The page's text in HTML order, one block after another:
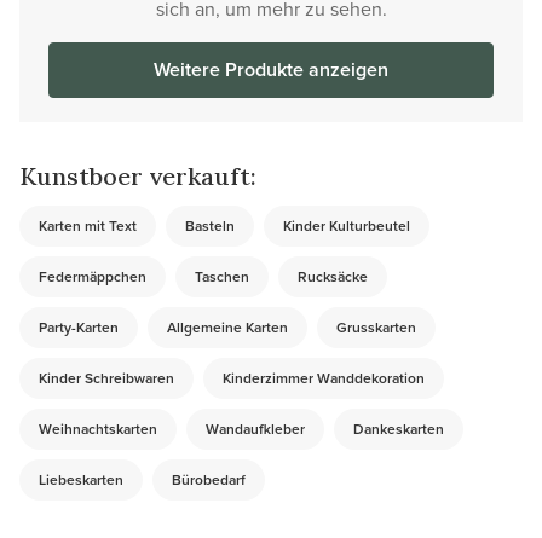
sich an, um mehr zu sehen.
Weitere Produkte anzeigen
Kunstboer verkauft:
Karten mit Text Basteln Kinder Kulturbeutel
Federmäppchen Taschen Rucksäcke
Party-Karten Allgemeine Karten Grusskarten
Kinder Schreibwaren Kinderzimmer Wanddekoration
Weihnachtskarten Wandaufkleber Dankeskarten
Liebeskarten Bürobedarf